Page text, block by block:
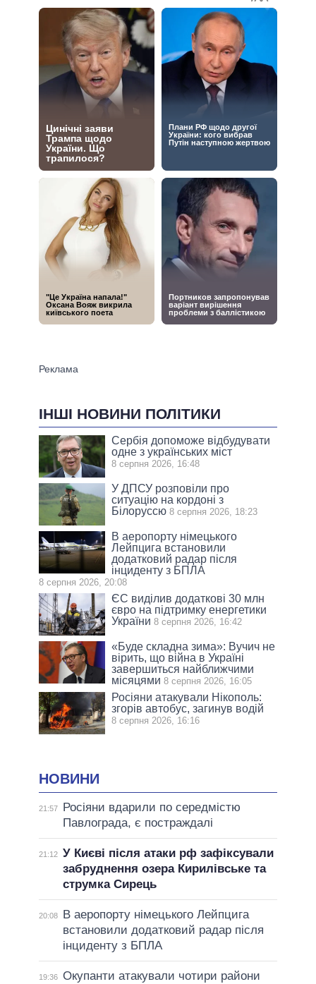
ІНШІ НОВИНИ ПОЛІТИКИ
Сербія допоможе відбудувати
одне з українських міст
8 серпня 2026, 16:48
У ДПСУ розповіли про
ситуацію на кордоні з
Білоруссю 8 серпня 2026, 18:23
В аеропорту німецького
Лейпцига встановили
додатковий радар після
інциденту з БПЛА
8 серпня 2026, 20:08
ЄС виділив додаткові 30 млн
євро на підтримку енергетики
України 8 серпня 2026, 16:42
«Буде складна зима»: Вучич не
вірить, що війна в Україні
завершиться найближчими
місяцями 8 серпня 2026, 16:05
Росіяни атакували Нікополь:
згорів автобус, загинув водій
8 серпня 2026, 16:16
НОВИНИ
21:57
Росіяни вдарили по середмістю
Павлограда, є постраждалі
21:12 У Києві після атаки рф зафіксували
забруднення озера Кирилівське та
струмка Сирець
20:08
В аеропорту німецького Лейпцига
встановили додатковий радар після
інциденту з БПЛА
19:36 Окупанти атакували чотири райони